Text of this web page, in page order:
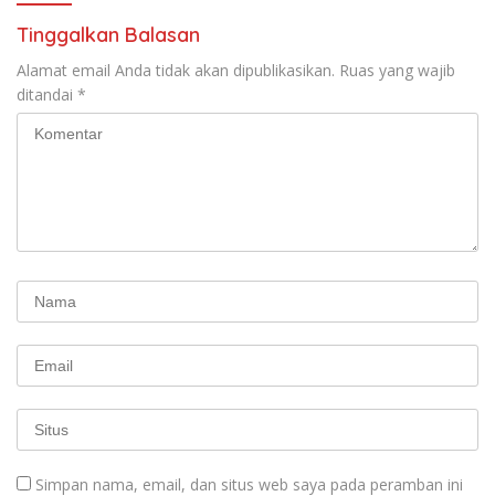
Tinggalkan Balasan
Alamat email Anda tidak akan dipublikasikan. Ruas yang wajib
ditandai *
Simpan nama, email, dan situs web saya pada peramban ini